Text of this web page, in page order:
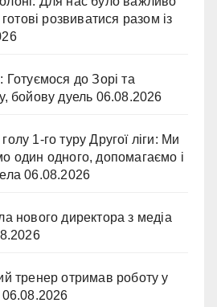
розвиватися разом із
Готуємося до Зорі та
бойову дуель 06.08.2026
1-го туру Другої ліги: Ми
один одного, допомагаємо і
06.08.2026
нового директора з медіа
тренер отримав роботу у
06.08.2026